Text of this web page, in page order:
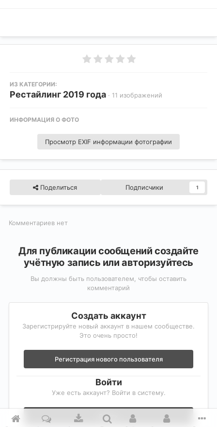
ИЗ КАТЕГОРИИ:
Рестайлинг 2019 года · 11 изображений
ИНФОРМАЦИЯ О ФОТО
Просмотр EXIF информации фотографии
Поделиться Подписчики 1
Комментариев нет
Для публикации сообщений создайте
учётную запись или авторизуйтесь
Вы должны быть пользователем, чтобы оставить
комментарий
Создать аккаунт
Зарегистрируйте новый аккаунт в нашем сообществе.
Это очень просто!
Регистрация нового пользователя
Войти
Уже есть аккаунт? Войти в систему.
Войти